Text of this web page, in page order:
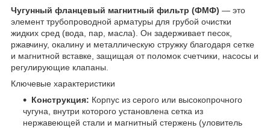
Чугунный фланцевый магнитный фильтр (ФМФ) — это
элемент трубопроводной арматуры для грубой очистки
жидких сред (вода, пар, масла). Он задерживает песок,
ржавчину, окалину и металлическую стружку благодаря сетке
и магнитной вставке, защищая от поломок счетчики, насосы и
регулирующие клапаны.
Ключевые характеристики
Конструкция: Корпус из серого или высокопрочного
чугуна, внутри которого установлена сетка из
нержавеющей стали и магнитный стержень (уловитель